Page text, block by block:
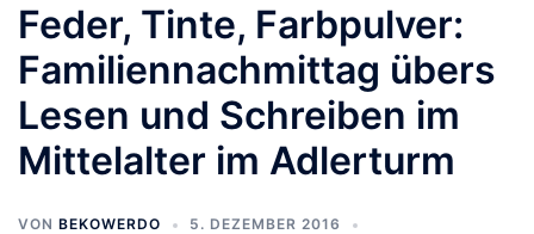
Feder, Tinte, Farbpulver:
Familiennachmittag übers
Lesen und Schreiben im
Mittelalter im Adlerturm
VON BEKOWERDO
5. DEZEMBER 2016